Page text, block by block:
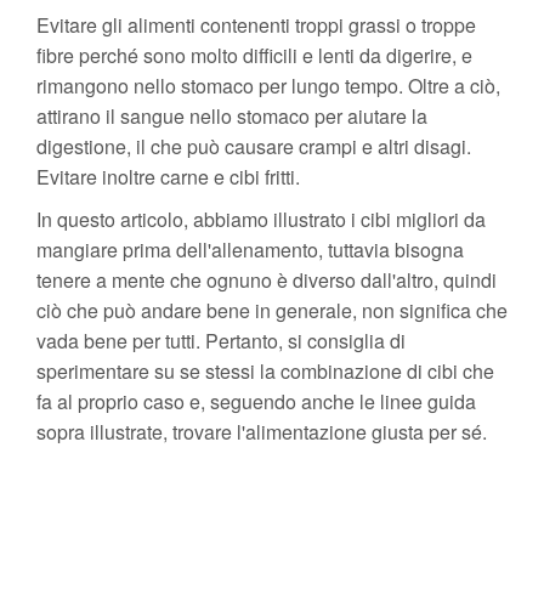
Evitare gli alimenti contenenti troppi grassi o troppe
fibre perché sono molto difficili e lenti da digerire, e
rimangono nello stomaco per lungo tempo. Oltre a ciò,
attirano il sangue nello stomaco per aiutare la
digestione, il che può causare crampi e altri disagi.
Evitare inoltre carne e cibi fritti.
In questo articolo, abbiamo illustrato i cibi migliori da
mangiare prima dell'allenamento, tuttavia bisogna
tenere a mente che ognuno è diverso dall'altro, quindi
ciò che può andare bene in generale, non significa che
vada bene per tutti. Pertanto, si consiglia di
sperimentare su se stessi la combinazione di cibi che
fa al proprio caso e, seguendo anche le linee guida
sopra illustrate, trovare l'alimentazione giusta per sé.